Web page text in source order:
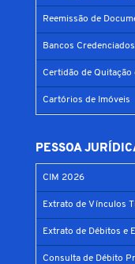
Reemissão de
Bancos
Certidão de Quitação
Cartórios de Imóveis
PESSOA
CIM 2026
Extrato de Vínculos
Extrato de Débitos e
Consulta de Débito